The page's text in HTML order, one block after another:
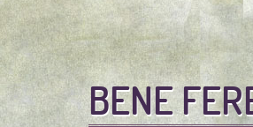
BENE